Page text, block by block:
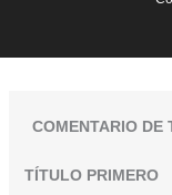
COMENTARIO DE
TÍTULO PRIMERO